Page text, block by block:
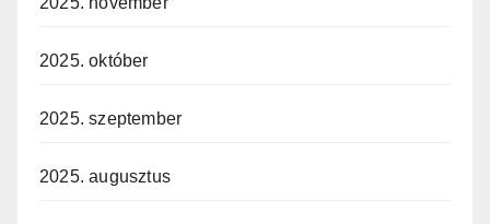
2025. október
2025. szeptember
2025. augusztus